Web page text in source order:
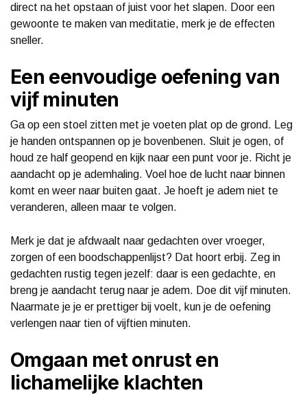
direct na het opstaan of juist voor het slapen. Door een
gewoonte te maken van meditatie, merk je de effecten
sneller.
Een eenvoudige oefening van
vijf minuten
Ga op een stoel zitten met je voeten plat op de grond. Leg
je handen ontspannen op je bovenbenen. Sluit je ogen, of
houd ze half geopend en kijk naar een punt voor je. Richt je
aandacht op je ademhaling. Voel hoe de lucht naar binnen
komt en weer naar buiten gaat. Je hoeft je adem niet te
veranderen, alleen maar te volgen.
Merk je dat je afdwaalt naar gedachten over vroeger,
zorgen of een boodschappenlijst? Dat hoort erbij. Zeg in
gedachten rustig tegen jezelf: daar is een gedachte, en
breng je aandacht terug naar je adem. Doe dit vijf minuten.
Naarmate je je er prettiger bij voelt, kun je de oefening
verlengen naar tien of vijftien minuten.
Omgaan met onrust en
lichamelijke klachten